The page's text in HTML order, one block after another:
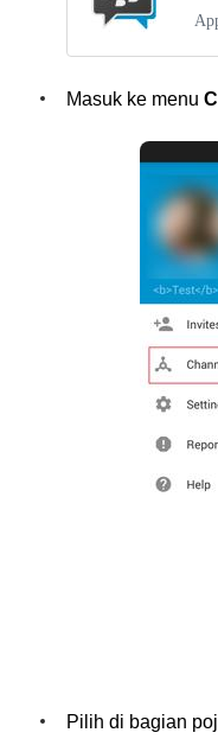
Masuk ke menu
Pilih di bagian